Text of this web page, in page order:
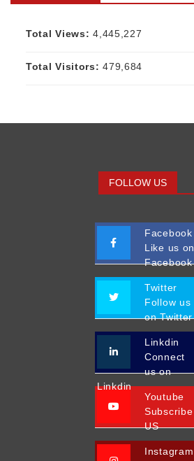
Total Views:4,445,227
Total Visitors:479,684
FOLLOW US
Facebook
Like us on
Facebook
Twitter
Follow us
on Twitter
Linkdin
Connect
us on
Linkdin
Youtube
Subscribe
US
Instagram